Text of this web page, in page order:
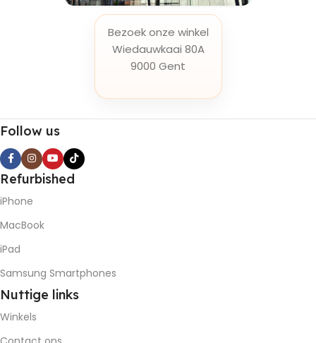
Bezoek onze winkel
Wiedauwkaai 80A
9000 Gent
Follow us
Refurbished
iPhone
MacBook
iPad
Samsung Smartphones
Nuttige links
Winkels